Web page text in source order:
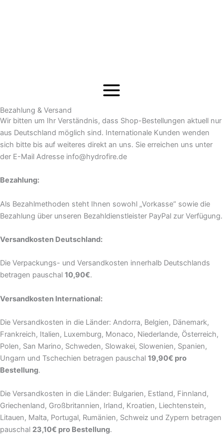
Bezahlung & Versand
Wir bitten um Ihr Verständnis, dass Shop-Bestellungen aktuell nur
aus Deutschland möglich sind. Internationale Kunden wenden
sich bitte bis auf weiteres direkt an uns. Sie erreichen uns unter
der E-Mail Adresse info@hydrofire.de
Bezahlung:
Als Bezahlmethoden steht Ihnen sowohl „Vorkasse“ sowie die
Bezahlung über unseren Bezahldienstleister PayPal zur Verfügung.
Versandkosten Deutschland:
Die Verpackungs- und Versandkosten innerhalb Deutschlands
betragen pauschal 10,90€.
Versandkosten International:
Die Versandkosten in die Länder: Andorra, Belgien, Dänemark,
Frankreich, Italien, Luxemburg, Monaco, Niederlande, Österreich,
Polen, San Marino, Schweden, Slowakei, Slowenien, Spanien,
Ungarn und Tschechien betragen pauschal 19,90€ pro
Bestellung.
Die Versandkosten in die Länder: Bulgarien, Estland, Finnland,
Griechenland, Großbritannien, Irland, Kroatien, Liechtenstein,
Litauen, Malta, Portugal, Rumänien, Schweiz und Zypern betragen
pauschal 23,10€ pro Bestellung.